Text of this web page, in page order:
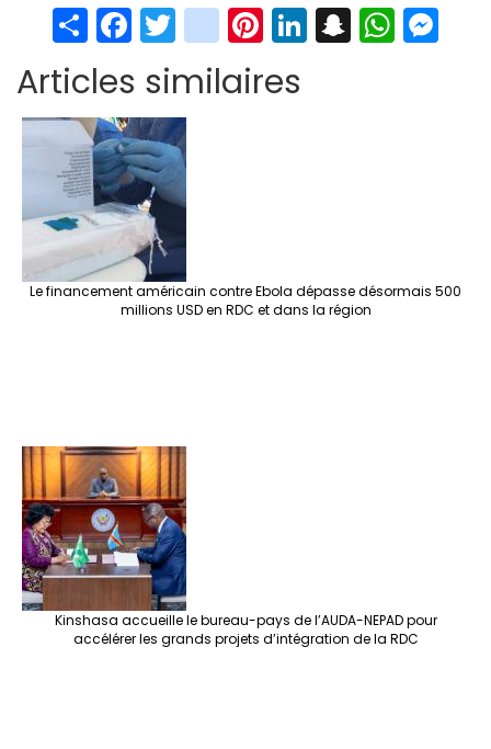
S
h
ar
e
Fa
ce
b
o
o
k
T
wi
tt
er
in
st
ag
Pi
er
Li S W
Articles similaires
Le financement américain contre Ebola dépasse désormais 500
millions USD en RDC et dans la région
Kinshasa accueille le bureau-pays de l’AUDA-NEPAD pour
accélérer les grands projets d’intégration de la RDC